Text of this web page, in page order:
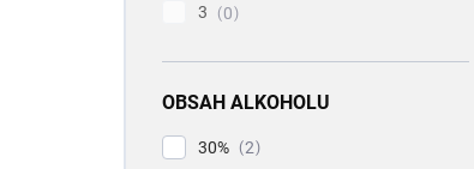
3
0
OBSAH ALKOHOLU
30%
2